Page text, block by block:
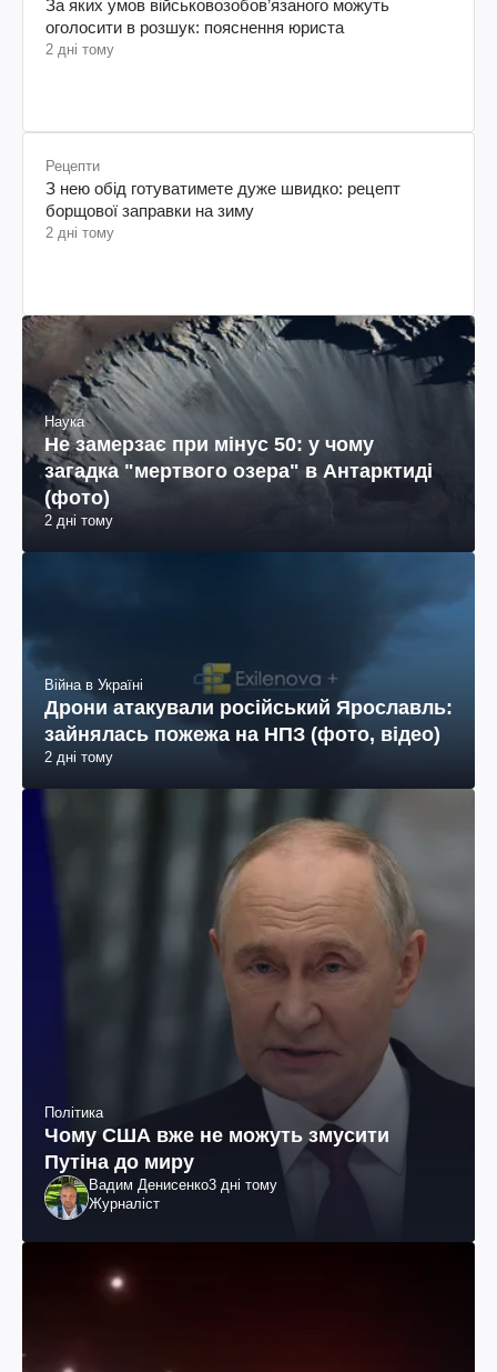
За яких умов військовозобов’язаного можуть
оголосити в розшук: пояснення юриста
2 дні тому
Рецепти
З нею обід готуватимете дуже швидко: рецепт
борщової заправки на зиму
2 дні тому
Наука
Не замерзає при мінус 50: у чому
загадка "мертвого озера" в Антарктиді
(фото)
2 дні тому
Війна в Україні
Дрони атакували російський Ярославль:
зайнялась пожежа на НПЗ (фото, відео)
2 дні тому
Політика
Чому США вже не можуть змусити
Путіна до миру
Вадим Денисенко3 дні тому
Журналіст